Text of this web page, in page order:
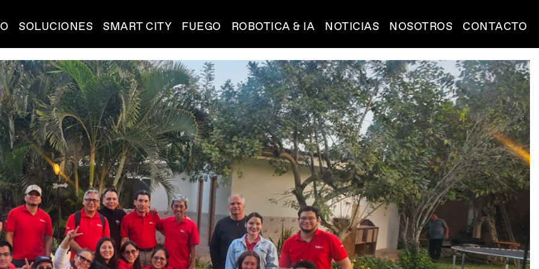
SOLUCIONES SMART CITY FUEGO ROBOTICA & IA NOTICIAS NOSOTROS CONTACTO